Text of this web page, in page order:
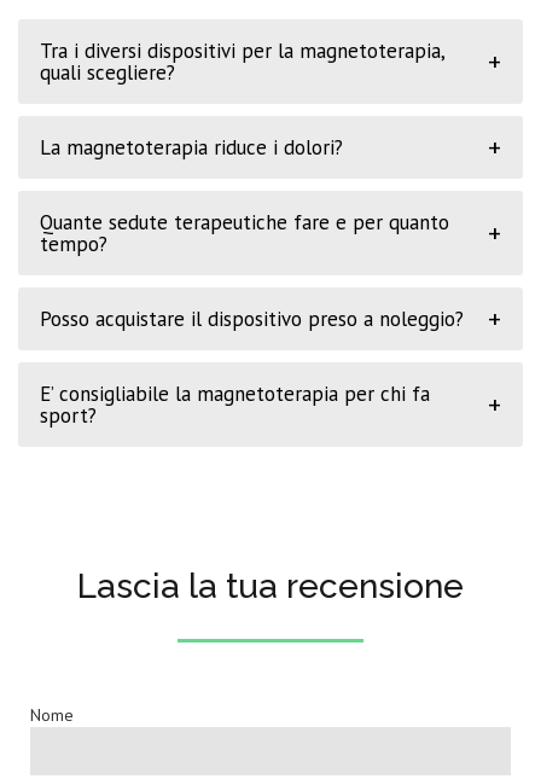
Tra i diversi dispositivi per la magnetoterapia,
quali scegliere?
+
La magnetoterapia riduce i dolori? +
Quante sedute terapeutiche fare e per quanto
tempo?
+
Posso acquistare il dispositivo preso a noleggio? +
E’ consigliabile la magnetoterapia per chi fa
sport?
+
Lascia la tua recensione
Nome